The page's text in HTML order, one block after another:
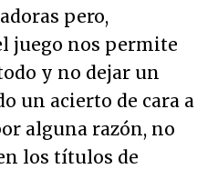
pero,
juego nos permite
y no dejar un
un acierto de cara a
alguna razón, no
los títulos de